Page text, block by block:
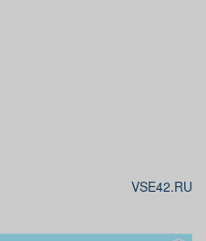
VSE42.RU